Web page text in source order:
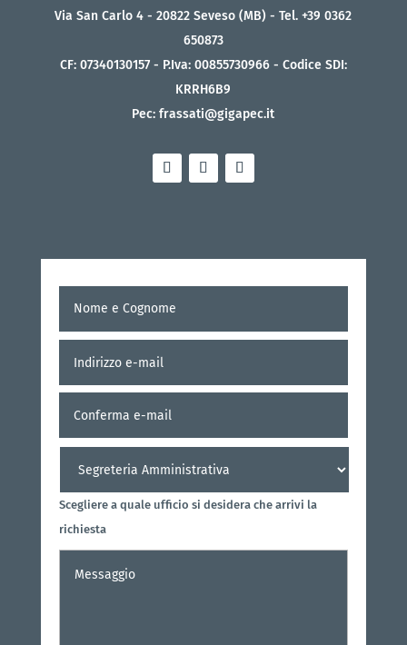
Via San Carlo 4 - 20822 Seveso (MB) - Tel. +39 0362
650873
CF: 07340130157 - P.Iva: 00855730966 - Codice SDI:
KRRH6B9
Pec: frassati@gigapec.it
Cognome *
mail *
Scegliere a quale ufficio si desidera che arrivi la
richiesta